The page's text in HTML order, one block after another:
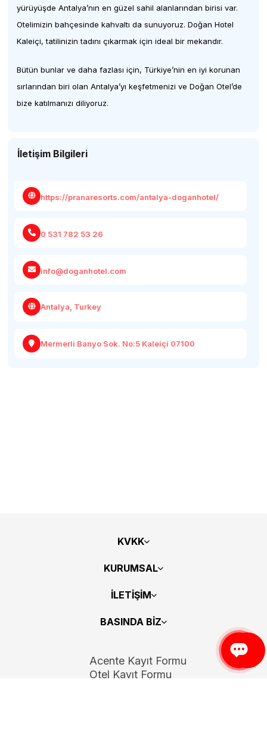
yürüyüşde Antalya’nın en güzel sahil alanlarından birisi var.
Otelimizin bahçesinde kahvaltı da sunuyoruz. Doğan Hotel
Kaleiçi, tatilinizin tadını çıkarmak için ideal bir mekandır.
Bütün bunlar ve daha fazlası için, Türkiye’nin en iyi korunan
sırlarından biri olan Antalya’yı keşfetmenizi ve Doğan Otel’de
bize katılmanızı diliyoruz.
İletişim Bilgileri
https://pranaresorts.com/antalya-doganhotel/
0 531 782 53 26
info@doganhotel.com
Antalya, Turkey
Mermerli Banyo Sok. No:5 Kaleiçi 07100
KVKK
KURUMSAL
İLETİŞİM
BASINDA BİZ
Acente Kayıt Formu
Otel Kayıt Formu